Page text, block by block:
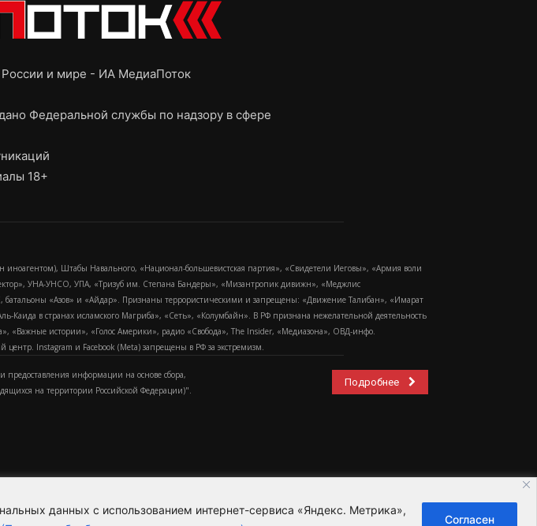
данных с использованием интернет-сервиса «Яндекс. Метрика»,
Согласен
и мире - ИА МедиаПоток
Федеральной службы по надзору в сфере
18+
Штабы Навального, «Национал-большевистская партия», «Свидетели Иеговы», «Армия воли
УНА-УНСО, УПА, «Тризуб им. Степана Бандеры», «Мизантропик дивижн», «Меджлис
батальоны «Азов» и «Айдар». Признаны террористическими и запрещены: «Движение Талибан», «Имарат
Каида в странах исламского Магриба», «Сеть», «Колумбайн». В РФ признана нежелательной деятельность
истории», «Голос Америки», радио «Свобода», The Insider, «Медиазона», ОВД-инфо.
Instagram и Facebook (Metа) запрещены в РФ за экстремизм.
информации на основе сбора,
на территории Российской Федерации)".
Подробнее
Для справки Пользовательское соглашение